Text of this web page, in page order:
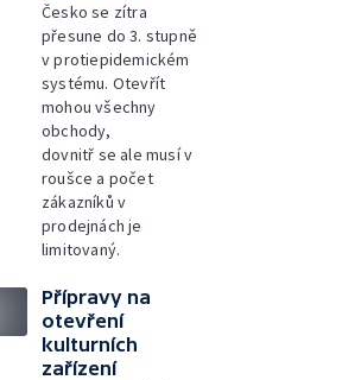
Česko se zítra
přesune do 3. stupně
v protiepidemickém
systému. Otevřít
mohou všechny
obchody,
dovnitř se ale musí v
roušce a počet
zákazníků v
prodejnách je
limitovaný.
Přípravy na
otevření
kulturních
zařízení